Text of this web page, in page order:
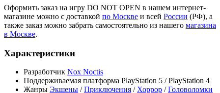
Оформить заказ на игру DO NOT OPEN в нашем интернет-
магазине можно с доставкой по Москве и всей России (РФ), а
также заказ можно забрать самостоятельно из нашего магазина
в Москве.
Характеристики
Разработчик Nox Noctis
Поддерживаемая платформа PlayStation 5 / PlayStation 4
Жанры Экшены /Приключения / Хоррор /Головоломки